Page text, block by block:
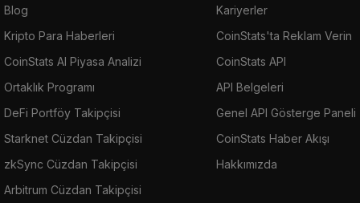
Blog
Kripto Para Haberleri
CoinStats AI Piyasa Analizi
Ortaklık Programı
DeFi Portföy Takipçisi
Starknet Cüzdan Takipçisi
zkSync Cüzdan Takipçisi
Arbitrum Cüzdan Takipçisi
Kariyerler
CoinStats'ta Reklam Verin
CoinStats API
API Belgeleri
Genel API Gösterge Paneli
CoinStats Haber Akışı
Hakkımızda